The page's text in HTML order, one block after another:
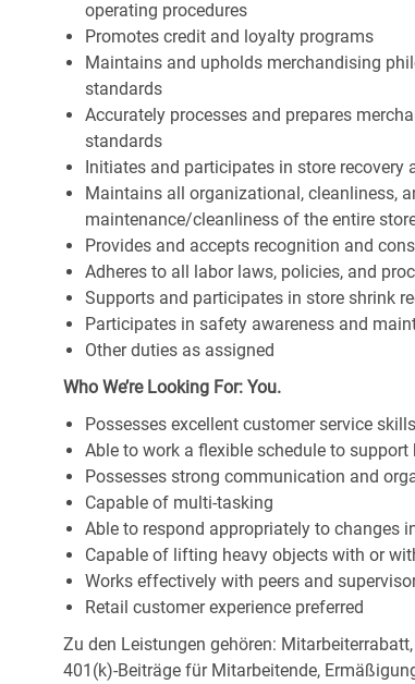
operating procedures
Promotes credit and loyalty programs
Maintains and upholds merchandising
standards
Accurately processes and prepares
standards
Initiates and participates in store recovery
Maintains all organizational, cleanliness,
maintenance/cleanliness of the entire
Provides and accepts recognition and
Adheres to all labor laws, policies, and
Supports and participates in store shrink
Participates in safety awareness and
Other duties as assigned
Who We’re Looking For: You.
Possesses excellent customer service skills
Able to work a flexible schedule to support
Possesses strong communication and
Capable of multi-tasking
Able to respond appropriately to changes
Capable of lifting heavy objects with or
Works effectively with peers and
Retail customer experience preferred
Zu den Leistungen gehören:
401(k)-Beiträge für Mitarbeitende,